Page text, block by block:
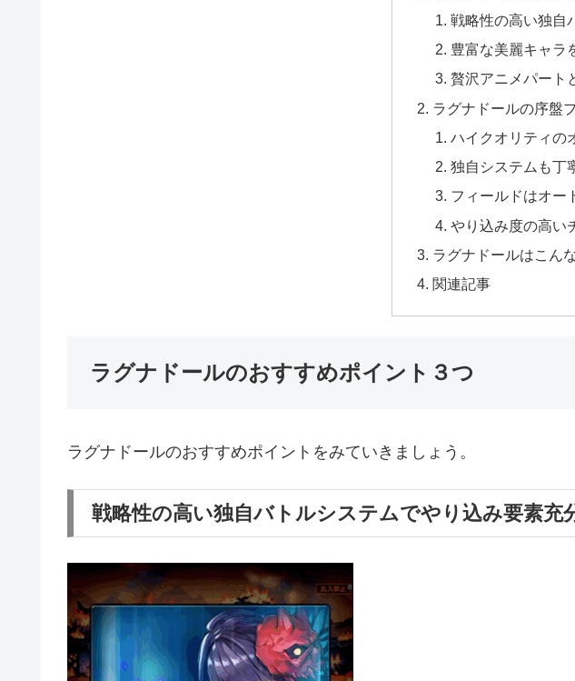
戦略性の高い独自
豊富な美麗キャラ
贅沢アニメパート
ラグナドールの序盤
ハイクオリティの
独自システムも丁
フィールドはオー
やり込み度の高い
ラグナドールはこん
関連記事
ラグナドールのおすすめポイント３つ
ラグナドールのおすすめポイントをみていきましょう。
戦略性の高い独自バトルシステムでやり込み要素充